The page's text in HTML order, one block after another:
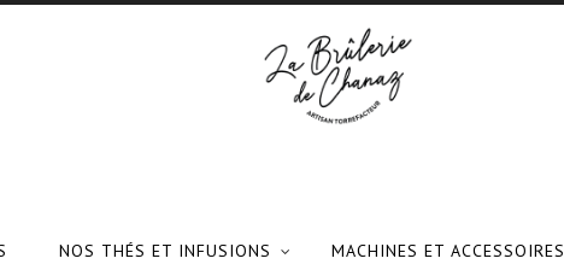
NOS THÉS ET INFUSIONS MACHINES ET ACCESSOIRES